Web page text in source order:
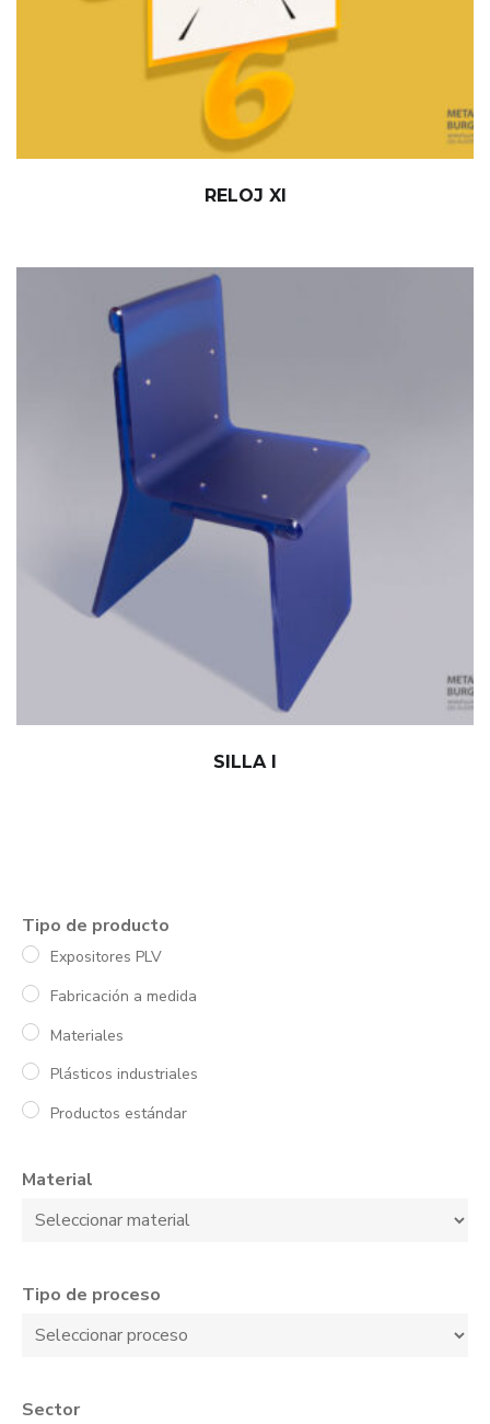
RELOJ XI
SILLA I
Tipo de producto
Expositores PLV
Fabricación a medida
Materiales
Plásticos industriales
Productos estándar
Material
Tipo de proceso
Sector